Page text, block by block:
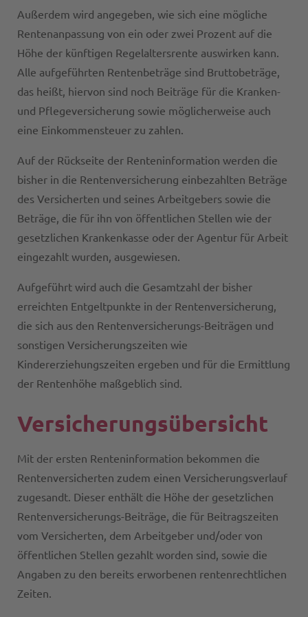
Außerdem wird angegeben, wie sich eine mögliche
Rentenanpassung von ein oder zwei Prozent auf die
Höhe der künftigen Regelaltersrente auswirken kann.
Alle aufgeführten Rentenbeträge sind Bruttobeträge,
das heißt, hiervon sind noch Beiträge für die Kranken-
und Pflegeversicherung sowie möglicherweise auch
eine Einkommensteuer zu zahlen.
Auf der Rückseite der Renteninformation werden die
bisher in die Rentenversicherung einbezahlten Beträge
des Versicherten und seines Arbeitgebers sowie die
Beträge, die für ihn von öffentlichen Stellen wie der
gesetzlichen Krankenkasse oder der Agentur für Arbeit
eingezahlt wurden, ausgewiesen.
Aufgeführt wird auch die Gesamtzahl der bisher
erreichten Entgeltpunkte in der Rentenversicherung,
die sich aus den Rentenversicherungs-Beiträgen und
sonstigen Versicherungszeiten wie
Kindererziehungszeiten ergeben und für die Ermittlung
der Rentenhöhe maßgeblich sind.
Versicherungsübersicht
Mit der ersten Renteninformation bekommen die
Rentenversicherten zudem einen Versicherungsverlauf
zugesandt. Dieser enthält die Höhe der gesetzlichen
Rentenversicherungs-Beiträge, die für Beitragszeiten
vom Versicherten, dem Arbeitgeber und/oder von
öffentlichen Stellen gezahlt worden sind, sowie die
Angaben zu den bereits erworbenen rentenrechtlichen
Zeiten.